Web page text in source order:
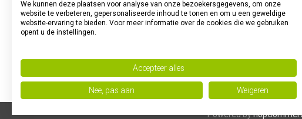
Powered by
We kunnen deze plaatsen voor analyse van onze bezoekersgegevens, om onze
website te verbeteren, gepersonaliseerde inhoud te tonen en om u een geweldige
website-ervaring te bieden. Voor meer informatie over de cookies die we gebruiken
opent u de instellingen.
Accepteer alles
Nee, pas aan Weigeren